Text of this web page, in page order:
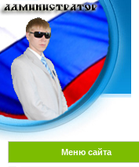
Меню сайта